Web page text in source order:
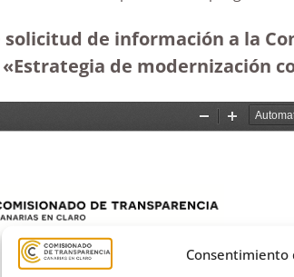
Consentimiento
de información a la
de modernización